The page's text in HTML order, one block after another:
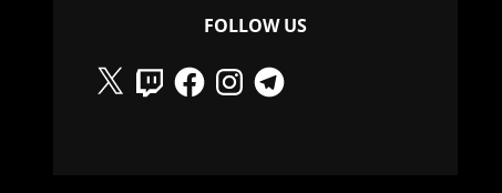
FOLLOW US
X
TwitchFacebookInstagramTelegram